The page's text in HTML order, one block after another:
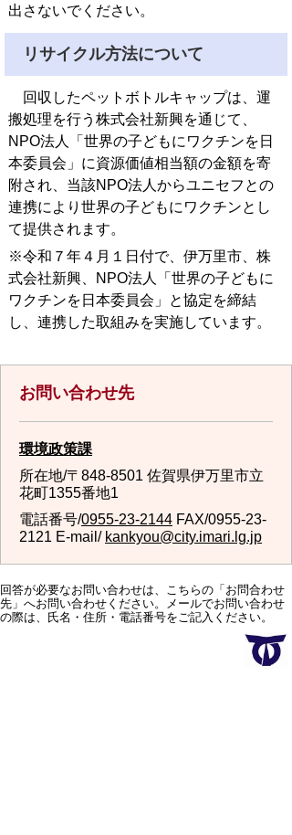
出さないでください。
リサイクル方法について
回収したペットボトルキャップは、運
搬処理を行う株式会社新興を通じて、
NPO法人「世界の子どもにワクチンを日
本委員会」に資源価値相当額の金額を寄
附され、当該NPO法人からユニセフとの
連携により世界の子どもにワクチンとし
て提供されます。
※令和７年４月１日付で、伊万里市、株
式会社新興、NPO法人「世界の子どもに
ワクチンを日本委員会」と協定を締結
し、連携した取組みを実施しています。
お問い合わせ先
環境政策課
所在地/〒848-8501 佐賀県伊万里市立
花町1355番地1
電話番号/0955-23-2144 FAX/0955-23-
2121 E-mail/ kankyou@city.imari.lg.jp
回答が必要なお問い合わせは、こちらの「お問合わせ
先」へお問い合わせください。メールでお問い合わせ
の際は、氏名・住所・電話番号をご記入ください。